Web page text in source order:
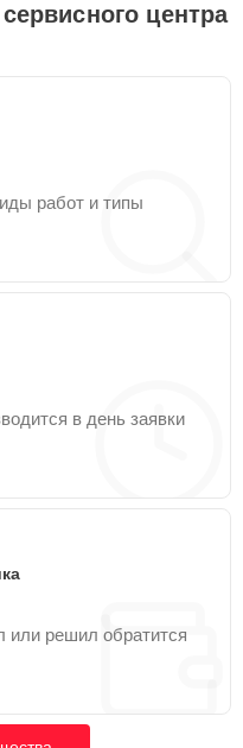
центра
работ и типы
в день заявки
или решил обратится